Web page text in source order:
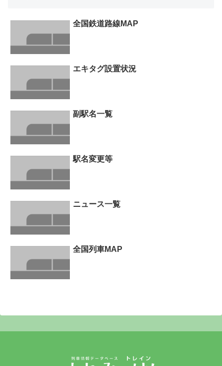
全国鉄道路線MAP
エキタグ設置状況
副駅名一覧
駅名変更等
ニュース一覧
全国列車MAP